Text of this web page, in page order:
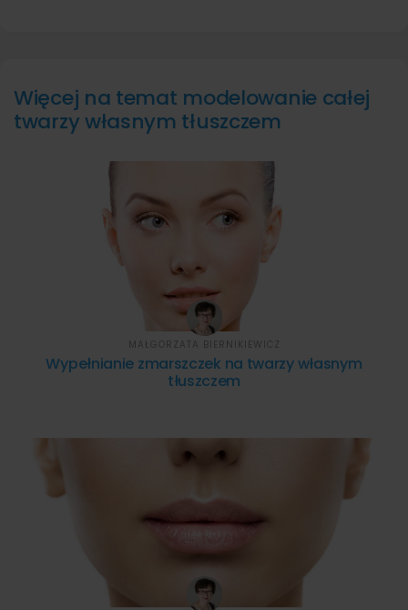
Więcej na temat modelowanie całej
twarzy własnym tłuszczem
Wypełnianie zmarszczek na twarzy własnym
tłuszczem
MAŁGORZATA BIERNIKIEWICZ